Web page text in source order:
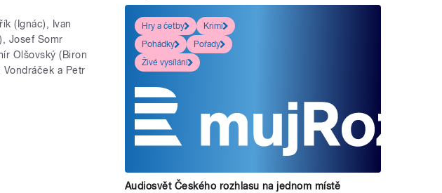
(Ignác), Ivan
Josef Somr
Olšovský (Biron
Vondráček a Petr
Hry a četby
Krimi
Pohádky
Pořady
Živé vysílání
Audiosvět Českého rozhlasu na jednom místě